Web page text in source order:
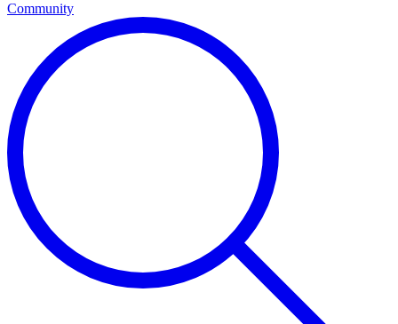
Community